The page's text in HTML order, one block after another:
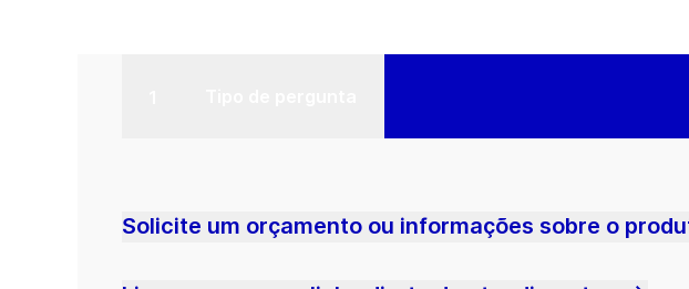
Solicite um orçamento ou informações sobre o